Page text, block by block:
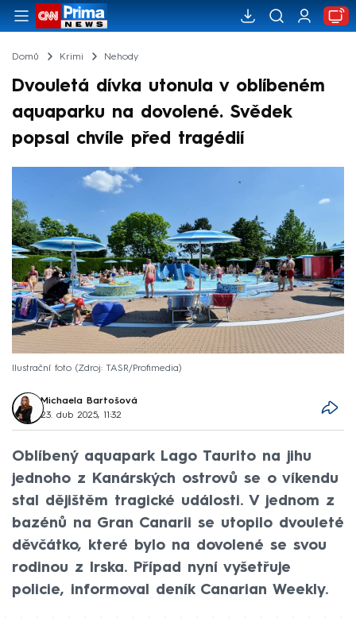
Domů Krimi Nehody
Dvouletá dívka utonula v oblíbeném
aquaparku na dovolené. Svědek
popsal chvíle před tragédií
Ilustrační foto Zdroj: TASR/Profimedia
Michaela Bartošová
23. dub 2025, 11:32
Oblíbený aquapark Lago Taurito na jihu
jednoho z Kanárských ostrovů se o víkendu
stal dějištěm tragické události. V jednom z
bazénů na Gran Canarii se utopilo dvouleté
děvčátko, které bylo na dovolené se svou
rodinou z Irska. Případ nyní vyšetřuje
policie, informoval deník Canarian Weekly.